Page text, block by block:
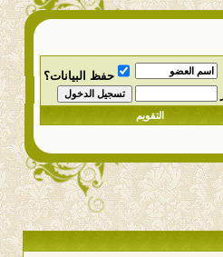
حفظ البيانات؟
التقويم